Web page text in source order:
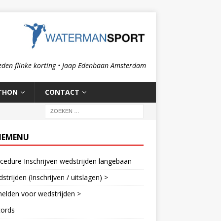
flinke korting • Jaap Edenbaan Amsterdam
CONTACT
Inschrijven wedstrijden langebaan
(Inschrijven / uitslagen) >
voor wedstrijden >